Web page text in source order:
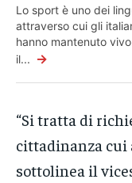
Lo sport è uno dei
attraverso cui gli
hanno mantenuto
il... →
“Si tratta di
cittadinanza cui
sottolinea il